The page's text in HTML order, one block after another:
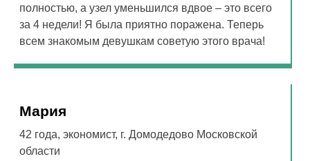
полностью, а узел уменьшился вдвое – это всего
за 4 недели! Я была приятно поражена. Теперь
всем знакомым девушкам советую этого врача!
Мария
42 года, экономист, г. Домодедово Московской
области